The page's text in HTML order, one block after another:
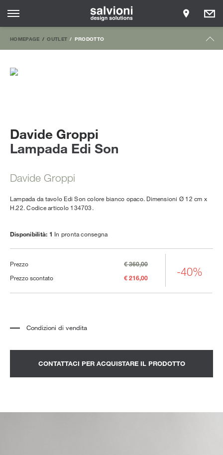
HOMEPAGE OUTLET PRODOTTO
Lampada Edi Son
Davide Groppi
Davide Groppi
Lampada da tavolo Edi Son colore bianco opaco. Dimensioni Ø 12 cm x
H.22. Codice articolo 134703.
Disponibilità: 1 In pronta consegna
Prezzo
€ 360,00
Prezzo scontato
€ 216,00 -40%
Condizioni di vendita
essere quotato separatamente.
Trasporto e assemblaggio esclusi.
nello showroom.
CONTATTACI PER ACQUISTARE IL PRODOTTO